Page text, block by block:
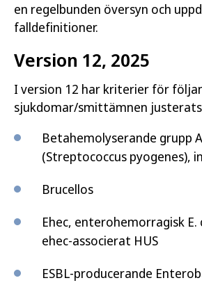
en regelbunden översyn och
falldefinitioner.
Version 12, 2025
I version 12 har kriterier för
sjukdomar/smittämnen
Betahemolyserande grupp
(Streptococcus pyogenes),
Brucellos
Ehec, enterohemorragisk E.
ehec-associerat HUS
ESBL-producerande